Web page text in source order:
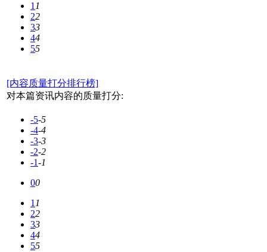
11
22
33
44
55
[内容质量打分排行榜]
对本篇资讯内容的质量打分:
-5-5
-4-4
-3-3
-2-2
-1-1
00
11
22
33
44
55